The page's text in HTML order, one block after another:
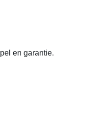
en garantie.